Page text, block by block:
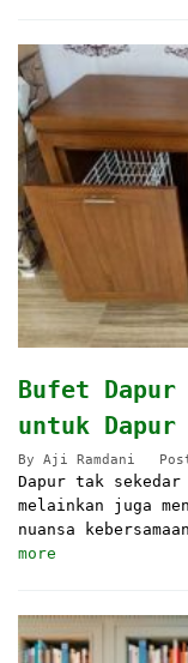
Bufet Dapur
untuk Dapur
By Aji Ramdani
Dapur tak sekedar
melainkan juga
nuansa
more